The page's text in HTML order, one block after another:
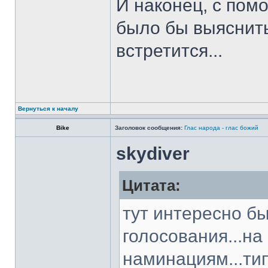
И наконец, с
было бы
встретится...
Вернуться к началу
Bike Заголовок сообщения: Глас народа - глас божий
skydiver
Цитата:
тут интересно